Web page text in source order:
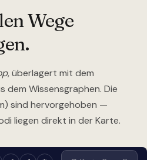
Wege
, überlagert mit dem
dem Wissensgraphen. Die
sind hervorgehoben —
liegen direkt in der Karte.